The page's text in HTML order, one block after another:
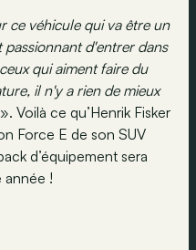
ce véhicule qui va être un
passionnant d'entrer dans
qui aiment faire du
il n'y a rien de mieux
». Voilà ce qu’Henrik Fisker
Force E de son SUV
d’équipement sera
!